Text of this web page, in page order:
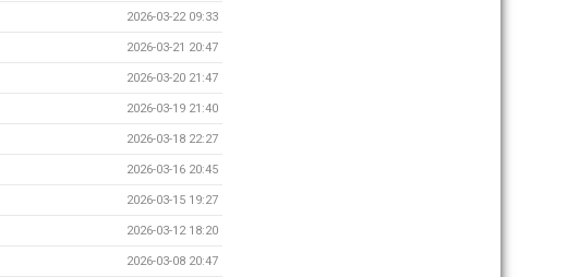
2026-03-22 09:33
2026-03-21 20:47
2026-03-20 21:47
2026-03-19 21:40
2026-03-18 22:27
2026-03-16 20:45
2026-03-15 19:27
2026-03-12 18:20
2026-03-08 20:47